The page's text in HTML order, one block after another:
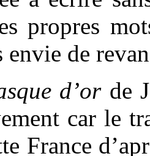
propres
envie de
d’or de
car le
France